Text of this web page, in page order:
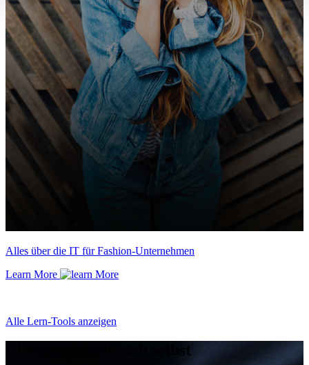
Alles über die IT für Fashion-Unternehmen
Learn More
Alle Lern-Tools anzeigen
Überzeugen Sie sich selbst